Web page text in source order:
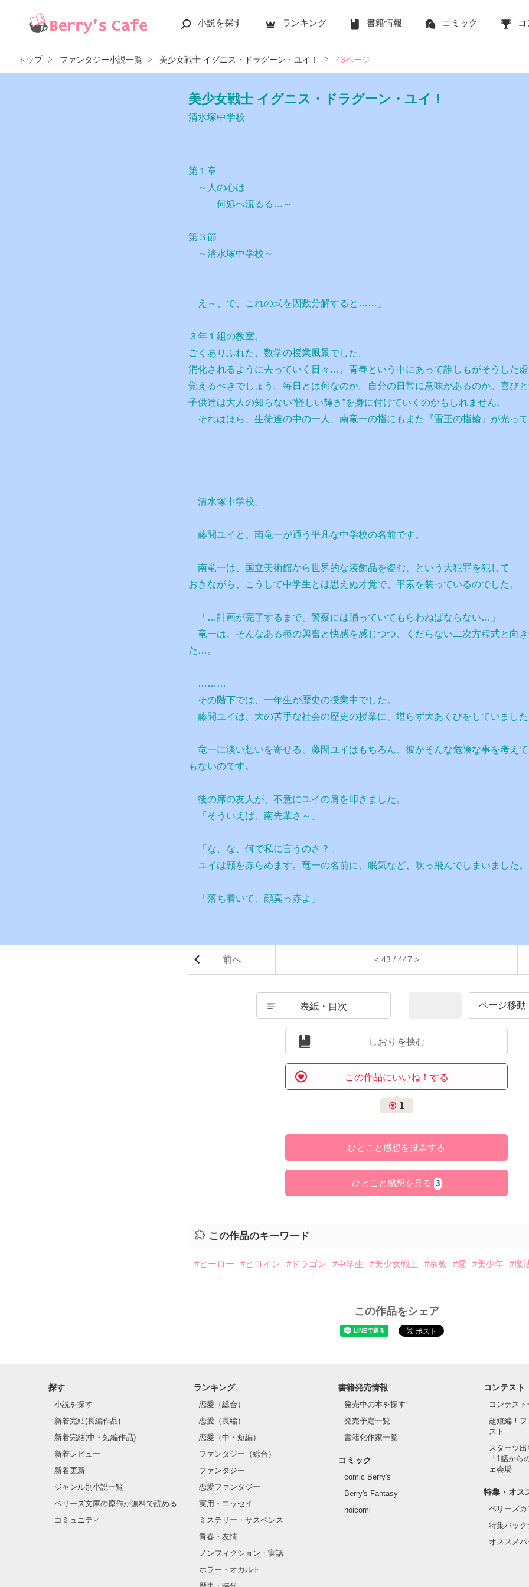
小説を探す ランキング 書籍情報 コミック
トップ ファンタジー小説一覧 美少女戦士 イグニス・ドラグーン・ユイ！ 43ページ
美少女戦士 イグニス・ドラグーン・ユイ！
清水塚中学校
第１章
～人の心は
何処へ流るる…～
第３節
～清水塚中学校～
「え～、で、これの式を因数分解すると……」
３年１組の教室。
ごくありふれた、数学の授業風景でした。
消化されるように去っていく日々…。青春という中にあって誰しもがそうした
覚えるべきでしょう。毎日とは何なのか。自分の日常に意味があるのか。喜び
子供達は大人の知らない“怪しい輝き”を身に付けていくのかもしれません。
それはほら、生徒達の中の一人、南竜一の指にもまた『雷王の指輪』が光っ
清水塚中学校。
藤間ユイと、南竜一が通う平凡な中学校の名前です。
南竜一は、国立美術館から世界的な装飾品を盗む、という大犯罪を犯して
おきながら、こうして中学生とは思えぬ才覚で、平素を装っているのでした。
「…計画が完了するまで、警察には踊っていてもらわねばならない…」
竜一は、そんなある種の興奮と快感を感じつつ、くだらない二次方程式と向
た…。
………
その階下では、一年生が歴史の授業中でした。
藤間ユイは、大の苦手な社会の歴史の授業に、堪らず大あくびをしていまし
竜一に淡い想いを寄せる、藤間ユイはもちろん、彼がそんな危険な事を考え
もないのです。
後の席の友人が、不意にユイの肩を叩きました。
「そういえば、南先輩さ～」
「な、な、何で私に言うのさ？」
ユイは顔を赤らめます。竜一の名前に、眠気など、吹っ飛んでしまいました。
「落ち着いて、顔真っ赤よ」
前へ < 43 / 447 >
表紙・目次
しおりを挟む
この作品にいいね！する
1
ひとこと感想を投票する
ひとこと感想を見る 3
この作品のキーワード
#ヒーロー #ヒロイン #ドラゴン #中学生 #美少女戦士 #宗教 #愛 #美少年 #魔
この作品をシェア
探す
小説を探す
新着完結(長編作品)
新着完結(中・短編作品)
新着レビュー
新着更新
ジャンル別小説一覧
ベリーズ文庫の原作が無料で読める
コミュニティ
ランキング
恋愛（総合）
恋愛（長編）
恋愛（中・短編）
ファンタジー（総合）
ファンタジー
恋愛ファンタジー
実用・エッセイ
ミステリー・サスペンス
青春・友情
ノンフィクション・実話
ホラー・オカルト
書籍発売情報
発売中の本を探す
発売予定一覧
書籍化作家一覧
コミック
comic Berry's
Berry's Fantasy
noicomi
コンテスト
コンテス
超短編！
スト
スターツ
「1話から
ェ会場
特集・オス
ベリーズ
特集バッ
オススメ